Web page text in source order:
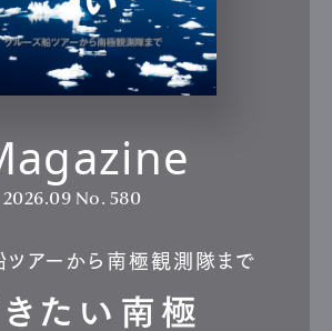
2026.09 No. 580
ツアーから南極観測隊まで
たい南極